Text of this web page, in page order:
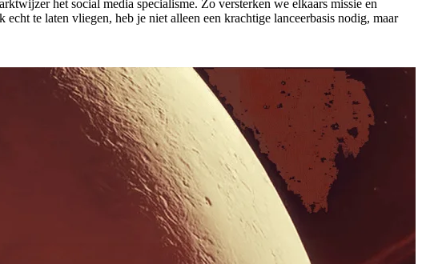
het social media specialisme. Zo versterken we elkaars missie en
te laten vliegen, heb je niet alleen een krachtige lanceerbasis nodig, maar